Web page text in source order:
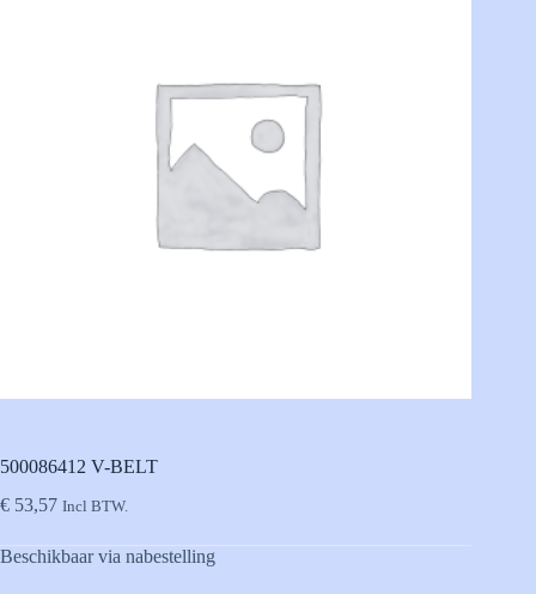
500086412 V-BELT
€ 53,57 Incl BTW.
Beschikbaar via nabestelling